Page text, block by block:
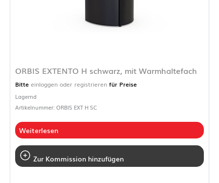
ORBIS EXTENTO H schwarz, mit Warmhaltefach
Bitte einloggen oder registrieren für Preise
Lagernd
Artikelnummer: ORBIS EXT H SC
Weiterlesen
Zur Kommission hinzufügen